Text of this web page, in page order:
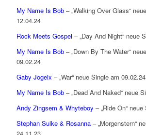
My Name Is Bob– „Walking Over Glass“
12.04.24
Rock Meets Gospel – „Day And Night“ neue
My Name Is Bob– „Down By The Water“
09.02.24
Gaby Jogeix – „War“ neue Single am 09.02.24
My Name Is Bob– „Dead And Naked“ neue
Andy Zingsem & Whyteboy – „Ride On“
Stephan Sulke & Rosanna– „Morgenstern“